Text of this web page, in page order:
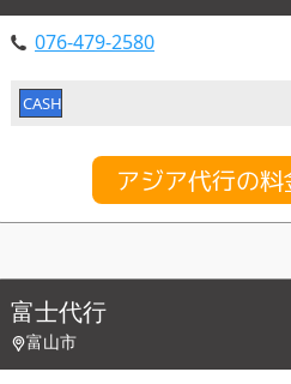
076-479-2580
CASH
アジア代行の
富士代行
富山市